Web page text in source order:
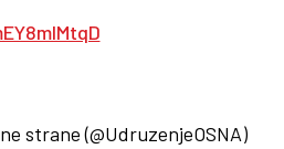
strane (@UdruzenjeOSNA)